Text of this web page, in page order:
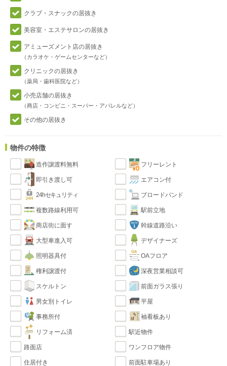
クラブ・スナックの居抜き
美容室・エステサロンの居抜き
アミューズメント店の居抜き
（カラオケ・ゲームセンターなど）
クリニックの居抜き
（薬局・歯科医院など）
小売店舗の居抜き
（商店・コンビニ・スーパー・アパレルなど）
その他の居抜き
物件の特徴
造作譲渡料無料 フリーレント
即引き渡し可 エアコン付
24hセキュリティ ブロードバンド
複数路線利用可 駅前立地
商店街に面す 幹線道路沿い
大型車進入可 デザイナーズ
照明器具付 OAフロア
権利譲渡付 深夜営業相談可
スケルトン 前面ガラス張り
男女別トイレ 平屋
事務所付 袖看板あり
リフォーム済 駅近物件
路面店 ワンフロア物件
住居付き 前面駐車場あり